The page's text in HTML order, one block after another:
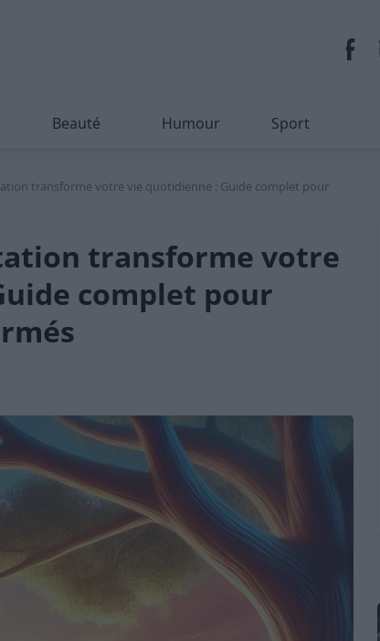
Beauté Humour Sport
transforme votre vie quotidienne : Guide complet pour
transforme votre
complet pour